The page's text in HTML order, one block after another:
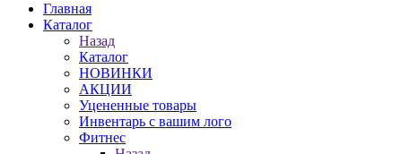
Главная
Каталог
Назад
Каталог
НОВИНКИ
АКЦИИ
Уцененные товары
Инвентарь с вашим лого
Фитнес